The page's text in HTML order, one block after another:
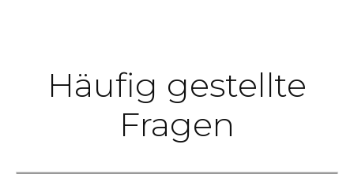
Häufig gestellte
Fragen